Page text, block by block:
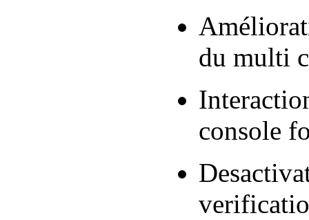
du multi
console